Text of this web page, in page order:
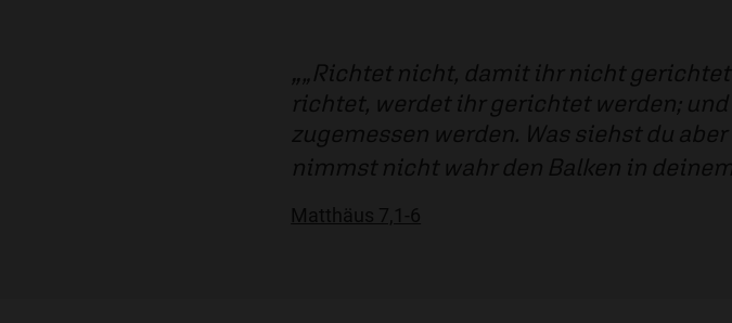
„Richtet nicht, damit ihr nicht
richtet, werdet ihr gerichtet werden;
zugemessen werden. Was siehst du
nimmst nicht wahr den Balken in deinem
Matthäus 7,1-6